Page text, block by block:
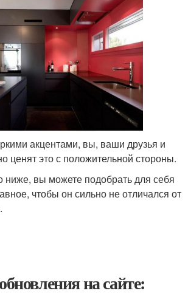
акцентами, вы, ваши друзья и
ценят это с положительной стороны.
ниже, вы можете подобрать для себя
чтобы он сильно не отличался от
на сайте: